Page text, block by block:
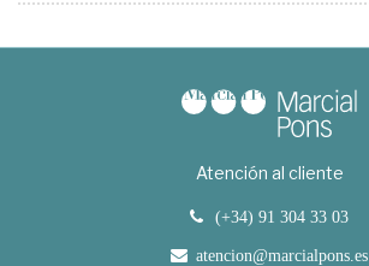
Atención al cliente
(+34) 91 304 33 03
atencion@marcialpons.es